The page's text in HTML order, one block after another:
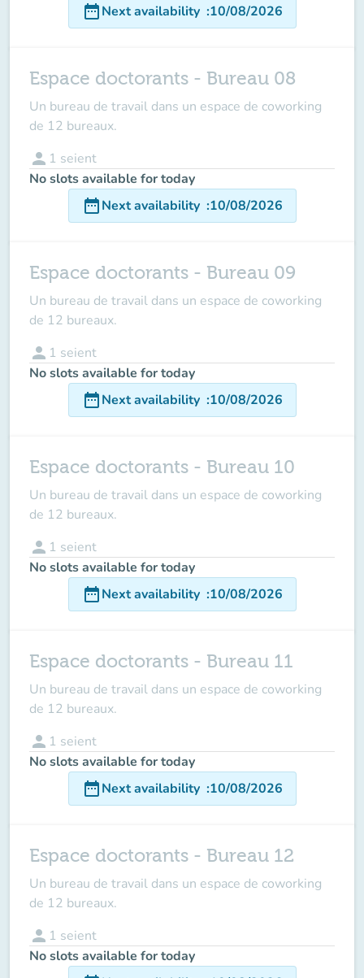
date_rangeNext availability :10/08/2026
Espace doctorants - Bureau 08
Un bureau de travail dans un espace de coworking
de 12 bureaux.
person 1 seient
No slots available for today
date_rangeNext availability :10/08/2026
Espace doctorants - Bureau 09
Un bureau de travail dans un espace de coworking
de 12 bureaux.
person 1 seient
No slots available for today
date_rangeNext availability :10/08/2026
Espace doctorants - Bureau 10
Un bureau de travail dans un espace de coworking
de 12 bureaux.
person 1 seient
No slots available for today
date_rangeNext availability :10/08/2026
Espace doctorants - Bureau 11
Un bureau de travail dans un espace de coworking
de 12 bureaux.
person 1 seient
No slots available for today
date_rangeNext availability :10/08/2026
Espace doctorants - Bureau 12
Un bureau de travail dans un espace de coworking
de 12 bureaux.
person 1 seient
No slots available for today